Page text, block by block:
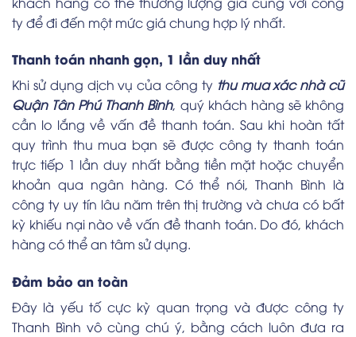
ty để đi đến một mức giá chung hợp lý nhất.
Thanh toán nhanh gọn, 1 lần duy nhất
Khi sử dụng dịch vụ của công ty thu mua xác nhà cũ
Quận Tân Phú Thanh Bình, quý khách hàng sẽ không
cần lo lắng về vấn đề thanh toán. Sau khi hoàn tất
quy trình thu mua bạn sẽ được công ty thanh toán
trực tiếp 1 lần duy nhất bằng tiền mặt hoặc chuyển
khoản qua ngân hàng. Có thể nói, Thanh Bình là
công ty uy tín lâu năm trên thị trường và chưa có bất
kỳ khiếu nại nào về vấn đề thanh toán. Do đó, khách
hàng có thể an tâm sử dụng.
Đảm bảo an toàn
Đây là yếu tố cực kỳ quan trọng và được công ty
Thanh Bình vô cùng chú ý, bằng cách luôn đưa ra